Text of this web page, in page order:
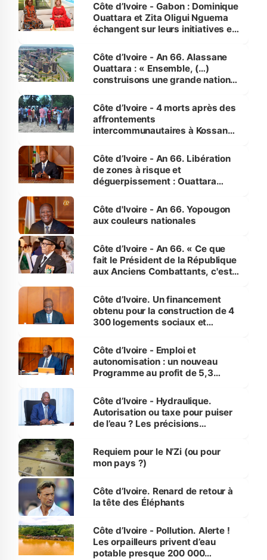
Côte d’Ivoire - Gabon : Dominique
Ouattara et Zita Oligui Nguema
échangent sur leurs initiatives en
enfants
Côte d’Ivoire - An 66. Alassane
Ouattara : « Ensemble, (…)
construisons une grande nation
générations futures »
Côte d’Ivoire - 4 morts après des
affrontements
intercommunautaires à Kossandji
milieu des sinistrés
Côte d’Ivoire - An 66. Libération
de zones à risque et
déguerpissement : Ouattara
l'Etat de droit pour préserver les
vies humaines »
Côte d'Ivoire - An 66. Yopougon
aux couleurs nationales
Côte d’Ivoire - An 66. « Ce que
fait le Président de la République
aux Anciens Combattants, c'est
Côte d’Ivoire. Un financement
obtenu pour la construction de 4
300 logements sociaux et
et Yamoussoukro
Côte d’Ivoire - Emploi et
autonomisation : un nouveau
Programme au profit de 5,3
Côte d’Ivoire - Hydraulique.
Autorisation ou taxe pour puiser
de l’eau ? Les précisions
Requiem pour le N’Zi (ou pour
mon pays ?)
Côte d’Ivoire. Renard de retour à
la tête des Éléphants
Côte d’Ivoire - Pollution. Alerte !
Les orpailleurs privent d’eau
potable presque 200 000